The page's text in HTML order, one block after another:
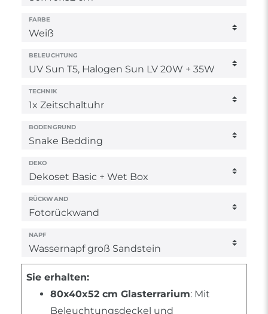
FARBE
BELEUCHTUNG
TECHNIK
BODENGRUND
DEKO
RÜCKWAND
NAPF
Sie erhalten:
80x40x52 cm Glasterrarium: Mit
Beleuchtungsdeckel und